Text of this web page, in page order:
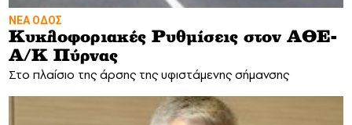
ΝΕΑ ΟΔΟΣ
Κυκλοφοριακές Ρυθμίσεις στον ΑΘΕ-
Α/Κ Πύρνας
Στο πλαίσιο της άρσης της υφιστάμενης σήμανσης